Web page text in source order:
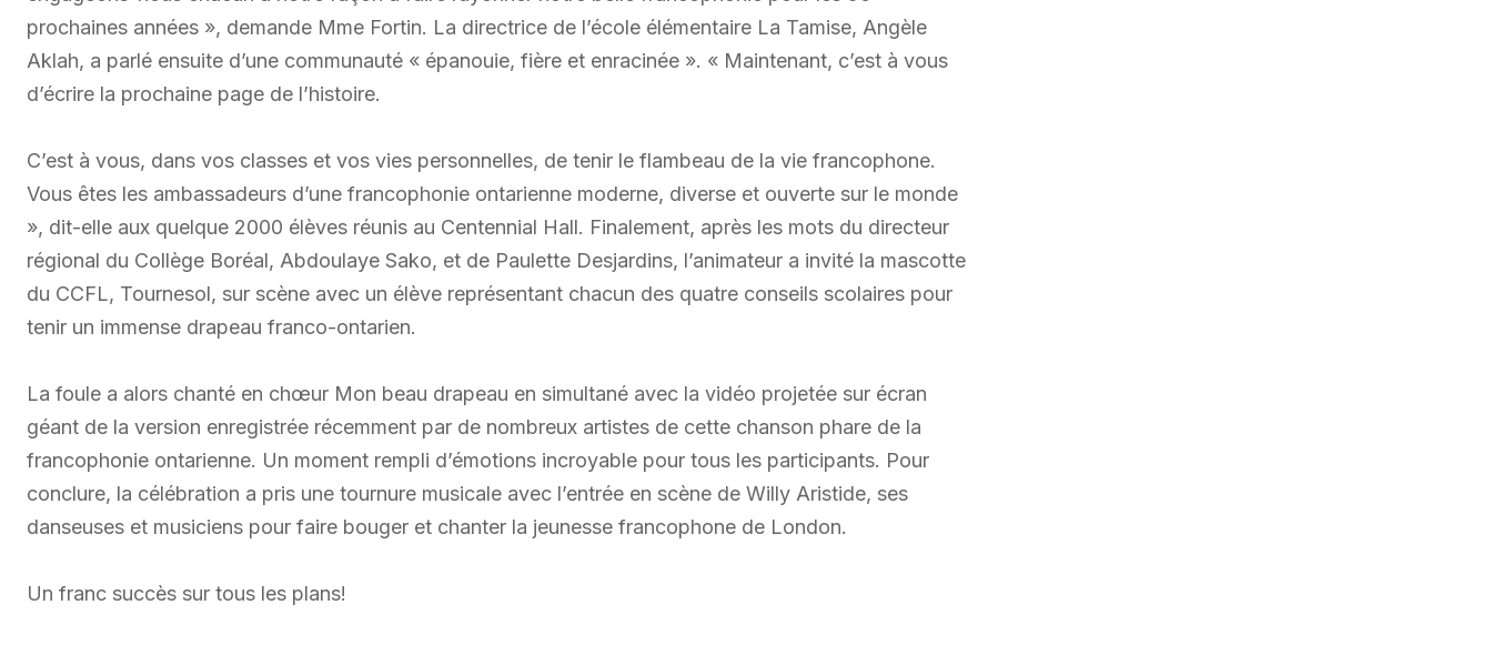
prochaines années », demande Mme Fortin. La directrice de l’école élémentaire La Tamise, Angèle
Aklah, a parlé ensuite d’une communauté « épanouie, fière et enracinée ». « Maintenant, c’est à vous
d’écrire la prochaine page de l’histoire.
C’est à vous, dans vos classes et vos vies personnelles, de tenir le flambeau de la vie francophone.
Vous êtes les ambassadeurs d’une francophonie ontarienne moderne, diverse et ouverte sur le monde
», dit-elle aux quelque 2000 élèves réunis au Centennial Hall. Finalement, après les mots du directeur
régional du Collège Boréal, Abdoulaye Sako, et de Paulette Desjardins, l’animateur a invité la mascotte
du CCFL, Tournesol, sur scène avec un élève représentant chacun des quatre conseils scolaires pour
tenir un immense drapeau franco-ontarien.
La foule a alors chanté en chœur Mon beau drapeau en simultané avec la vidéo projetée sur écran
géant de la version enregistrée récemment par de nombreux artistes de cette chanson phare de la
francophonie ontarienne. Un moment rempli d’émotions incroyable pour tous les participants. Pour
conclure, la célébration a pris une tournure musicale avec l’entrée en scène de Willy Aristide, ses
danseuses et musiciens pour faire bouger et chanter la jeunesse francophone de London.
Un franc succès sur tous les plans!